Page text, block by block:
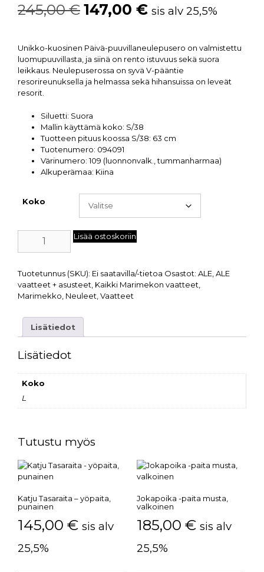
245,00€ 147,00 € sis alv 25,5%
Unikko-kuosinen Päivä-puuvillaneulepusero on valmistettu
luomupuuvillasta, ja siinä on rento istuvuus sekä suora
leikkaus. Neulepuserossa on syvä V-pääntie
resorireunuksella ja helmassa sekä hihansuissa on leveät
resorit.
Siluetti: Suora
Mallin käyttämä koko: S/38
Tuotteen pituus koossa S/38: 63 cm
Tuotenumero: 094091
Värinumero: 109 (luonnonvalk., tummanharmaa)
Alkuperämaa: Kiina
Koko
Lisää ostoskoriin
Tuotetunnus (SKU): Ei saatavilla/-tietoa Osastot: ALE ALE
vaatteet + asusteet Kaikki Marimekon vaatteet
Marimekko Neuleet Vaatteet
Lisätiedot
Lisätiedot
Koko
L
Tutustu myös
Katju Tasaraita – yöpaita,
punainen
145,00 € sis alv
25,5%
Jokapoika -paita musta,
valkoinen
185,00 € sis alv
25,5%